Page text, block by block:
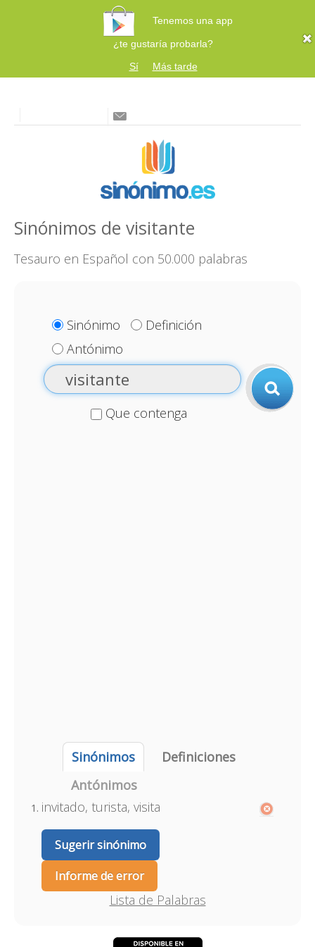
Tenemos una app
¿te gustaría probarla?
Sí
Más tarde
Sinónimos de visitante
Tesauro en Español con 50.000 palabras
Sinónimo
Definición
Antónimo
Que contenga
Sinónimos
Definiciones
Antónimos
invitado, turista, visita
Sugerir sinónimo
Informe de error
Lista de Palabras